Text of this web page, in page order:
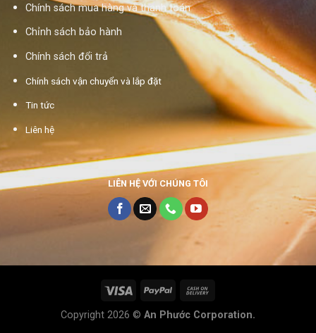
Chính sách mua hàng và thanh toán
Chỉnh sách bảo hành
Chính sách đổi trả
Chính sách vận chuyển và lắp đặt
Tin tức
Liên hệ
LIÊN HỆ VỚI CHÚNG TÔI
Copyright 2026 © An Phước Corporation.